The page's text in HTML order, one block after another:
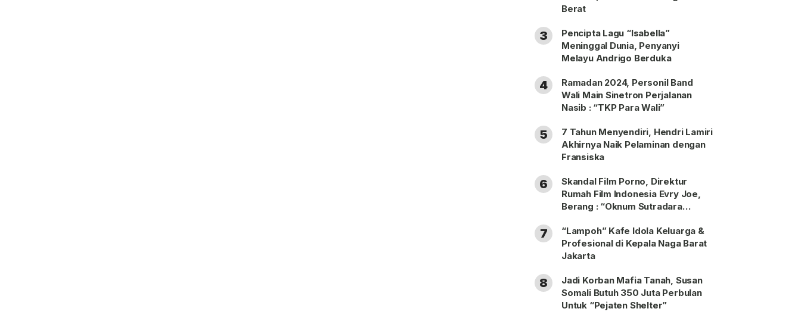
Berat
3
Pencipta Lagu “Isabella”
Meninggal Dunia, Penyanyi
Melayu Andrigo Berduka
4
Ramadan 2024, Personil Band
Wali Main Sinetron Perjalanan
Nasib : “TKP Para Wali”
5
7 Tahun Menyendiri, Hendri Lamiri
Akhirnya Naik Pelaminan dengan
Fransiska
6
Skandal Film Porno, Direktur
Rumah Film Indonesia Evry Joe,
Berang : “Oknum Sutradara
7
“Lampoh” Kafe Idola Keluarga &
Profesional di Kepala Naga Barat
Jakarta
8
Jadi Korban Mafia Tanah, Susan
Somali Butuh 350 Juta Perbulan
Untuk “Pejaten Shelter”